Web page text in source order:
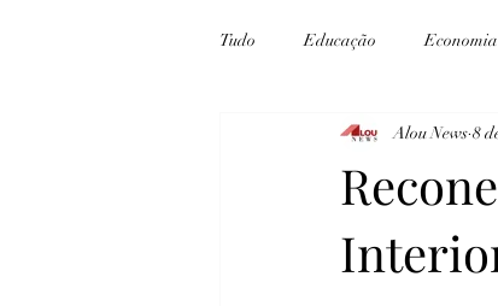
Tudo Educação Economia
Atualidades
Carla Sousa Claudio
Alou News 8